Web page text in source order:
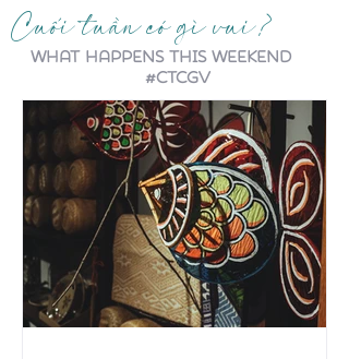
Cuối tuần có gì vui?
What happens this weekend
#CTCGV